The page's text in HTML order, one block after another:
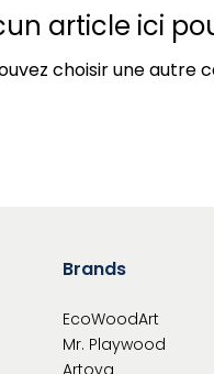
article ici
choisir une autre
Brands
EcoWoodArt
Mr. Playwood